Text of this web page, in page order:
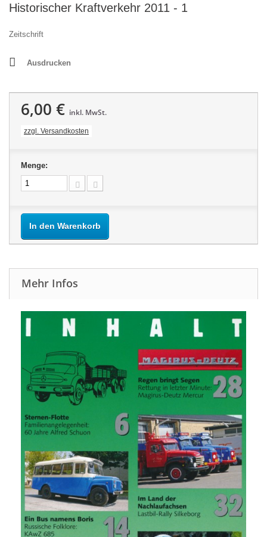
Historischer Kraftverkehr 2011 - 1
Zeitschrift
Ausdrucken
6,00 € inkl. MwSt.
zzgl. Versandkosten
Menge:
In den Warenkorb
Mehr Infos